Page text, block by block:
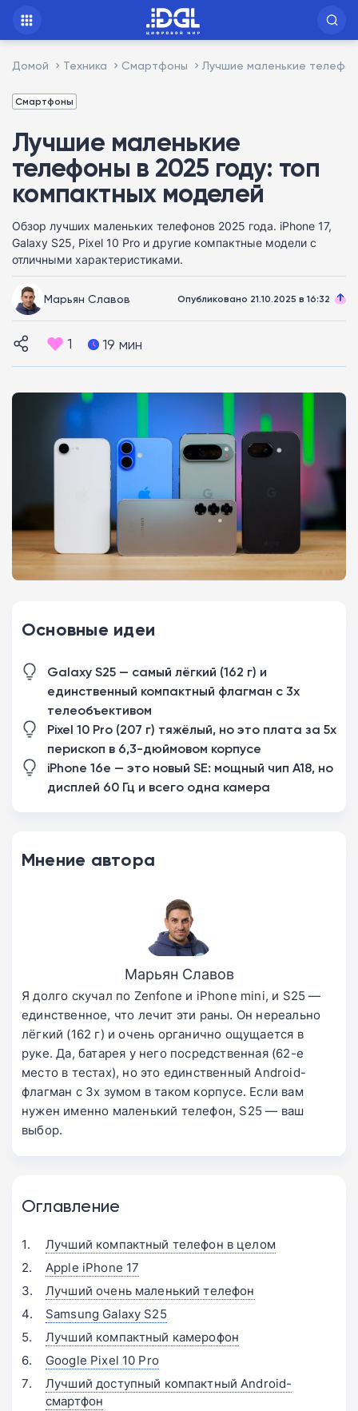
Домой Техника Смартфоны Лучшие маленькие
Смартфоны
Лучшие маленькие
телефоны в 2025 году: топ
компактных моделей
Обзор лучших маленьких телефонов 2025 года. iPhone 17,
Galaxy S25, Pixel 10 Pro и другие компактные модели с
отличными характеристиками.
Марьян Славов Опубликовано 21.10.2025 в 16:32
1 19 мин
Основные идеи
Galaxy S25 — самый лёгкий (162 г) и
единственный компактный флагман с 3х
телеобъективом
Pixel 10 Pro (207 г) тяжёлый, но это плата за 5x
перископ в 6,3-дюймовом корпусе
iPhone 16e — это новый SE: мощный чип А18, но
дисплей 60 Гц и всего одна камера
Мнение автора
Марьян Славов
Я долго скучал по Zenfone и iPhone mini, и S25 —
единственное, что лечит эти раны. Он нереально
лёгкий (162 г) и очень органично ощущается в
руке. Да, батарея у него посредственная (62-е
место в тестах), но это единственный Android-
флагман с 3х зумом в таком корпусе. Если вам
нужен именно маленький телефон, S25 — ваш
выбор.
Оглавление
Лучший компактный телефон в целом
Apple iPhone 17
Лучший очень маленький телефон
Samsung Galaxy S25
Лучший компактный камерофон
Google Pixel 10 Pro
Лучший доступный компактный Android-
смартфон